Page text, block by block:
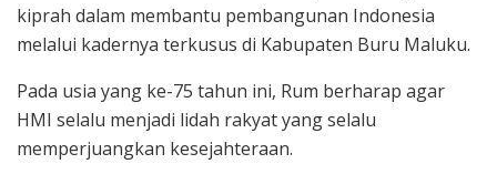
kiprah dalam membantu pembangunan Indonesia
melalui kadernya terkusus di Kabupaten Buru Maluku.
Pada usia yang ke-75 tahun ini, Rum berharap agar
HMI selalu menjadi lidah rakyat yang selalu
memperjuangkan kesejahteraan.